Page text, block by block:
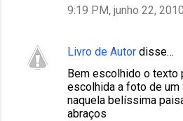
9:19 PM, junho 22, 2010
Livro de Autor disse…
Bem escolhido o texto
escolhida a foto de um
naquela belíssima
abraços